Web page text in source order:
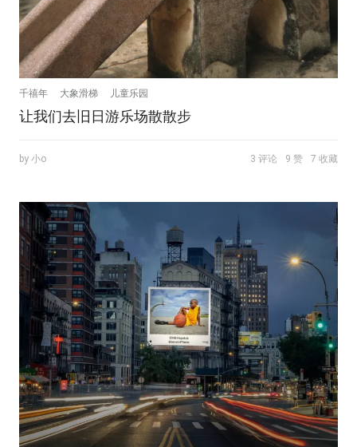
千禧年 大象滑梯 儿童乐园
让我们去旧日游乐场散散步
by 小o 3 评论 9 赞 7 收藏